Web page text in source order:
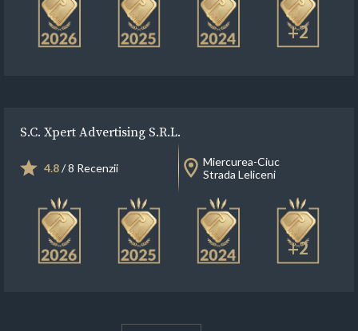
+2
S.C. Xpert Advertising S.R.L.
4.8/ 8 Recenzii
Miercurea-Ciuc
Strada Leliceni
+2